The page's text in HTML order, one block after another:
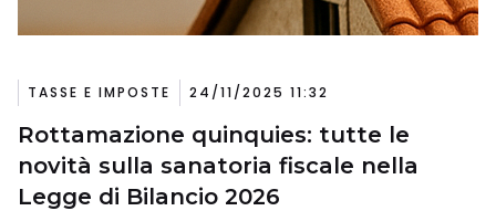
TASSE E IMPOSTE 24/11/2025 11:32
Rottamazione quinquies: tutte le
novità sulla sanatoria fiscale nella
Legge di Bilancio 2026